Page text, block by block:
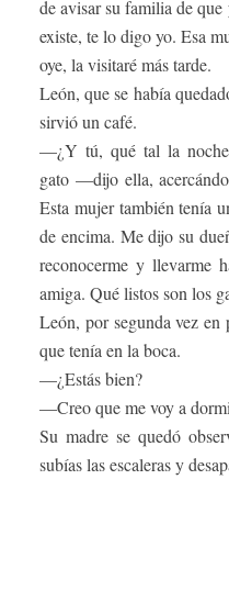
de avisar su familia de
existe, te lo digo yo. Esa
oye, la visitaré más tarde.
León, que se había
sirvió un café.
—¿Y tú, qué tal la
gato —dijo ella,
Esta mujer también tenía
de encima. Me dijo su
reconocerme y llevarme
amiga. Qué listos son los
León, por segunda vez en
que tenía en la boca.
—¿Estás bien?
—Creo que me voy a
Su madre se quedó
subías las escaleras y